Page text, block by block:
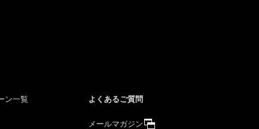
ン一覧 よくあるご質問
メールマガジン